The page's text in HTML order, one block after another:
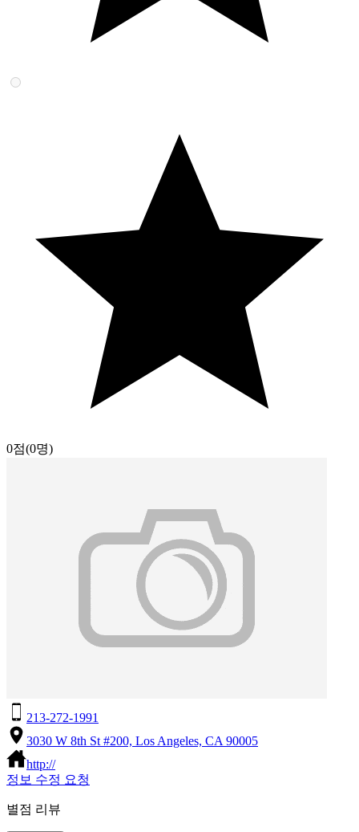
0점(0명)
213-272-1991
3030 W 8th St #200, Los Angeles, CA 90005
http://
정보 수정 요청
별점 리뷰